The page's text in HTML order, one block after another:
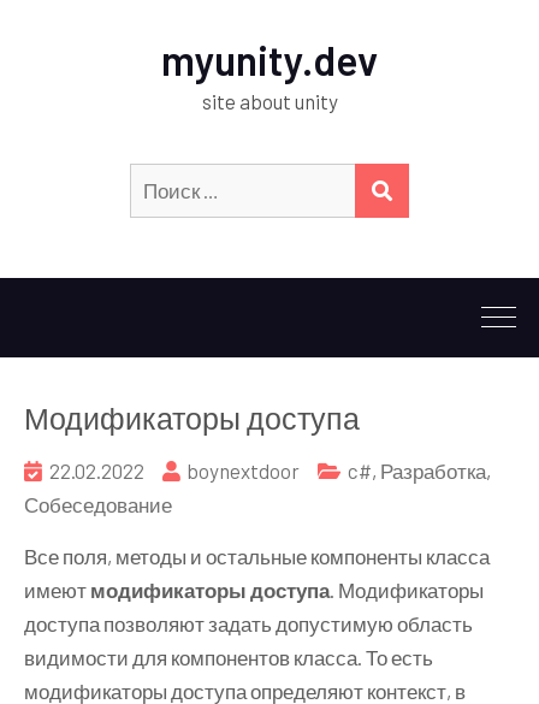
myunity.dev
site about unity
Модификаторы доступа
22.02.2022 boynextdoor c#, Разработка,
Собеседование
Все поля, методы и остальные компоненты класса
имеют модификаторы доступа. Модификаторы
доступа позволяют задать допустимую область
видимости для компонентов класса. То есть
модификаторы доступа определяют контекст, в